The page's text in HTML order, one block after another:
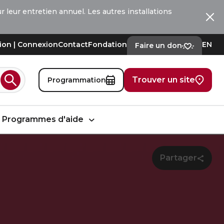
leur entretien annuel. Les autres installations
| ConnexionContactFondation Faire un don EN
RechercherProgrammation Trouver un site
Programmes d'aide
Partager